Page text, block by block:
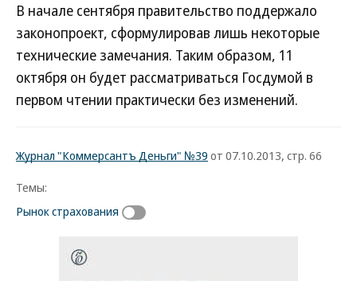
В начале сентября правительство поддержало
законопроект, сформулировав лишь некоторые
технические замечания. Таким образом, 11
октября он будет рассматриваться Госдумой в
первом чтении практически без изменений.
Журнал "Коммерсантъ Деньги" №39 от 07.10.2013, стр. 66
Темы:
Рынок страхования